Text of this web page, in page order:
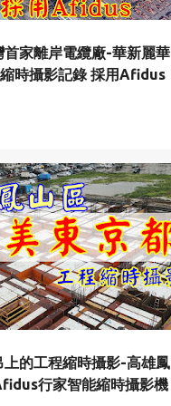
家離岸電纜廠-華新麗華
時攝影記錄 採用Afidus
的工程縮時攝影-高雄鳳
行家智能縮時攝影機
+1